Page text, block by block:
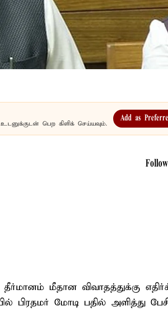
பெற கிளிக் செய்யவும்.
Add as
மீதான விவாதத்துக்கு
மோடி பதில் அளித்து